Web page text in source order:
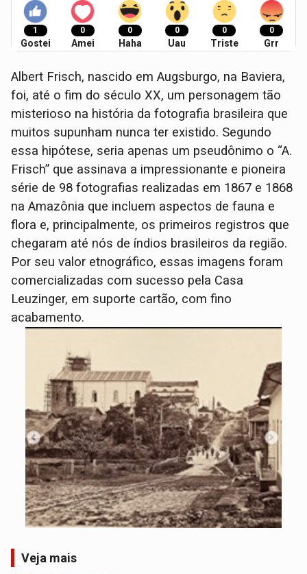
1
Gostei
0
Amei
0
Haha
0
Uau
0
Triste
0
Grr
Albert Frisch, nascido em Augsburgo, na Baviera,
foi, até o fim do século XX, um personagem tão
misterioso na história da fotografia brasileira que
muitos supunham nunca ter existido. Segundo
essa hipótese, seria apenas um pseudônimo o “A.
Frisch” que assinava a impressionante e pioneira
série de 98 fotografias realizadas em 1867 e 1868
na Amazônia que incluem aspectos de fauna e
flora e, principalmente, os primeiros registros que
chegaram até nós de índios brasileiros da região.
Por seu valor etnográfico, essas imagens foram
comercializadas com sucesso pela Casa
Leuzinger, em suporte cartão, com fino
acabamento.
Veja mais